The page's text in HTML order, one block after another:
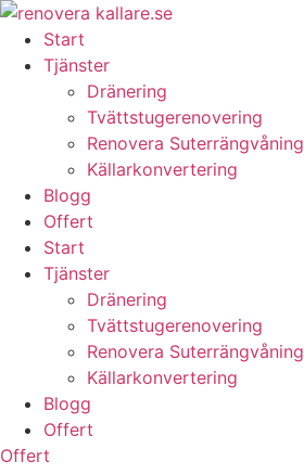
Skip
content
Start
Tjänster
Dränering
Tvättstugerenovering
Renovera Suterrängvåning
Källarkonvertering
Blogg
Offert
Start
Tjänster
Dränering
Tvättstugerenovering
Renovera Suterrängvåning
Källarkonvertering
Blogg
Offert
Offert